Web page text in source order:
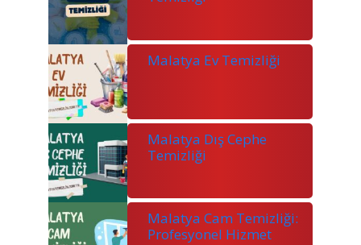
Malatya Ev Temizliği
Malatya Dış Cephe
Temizliği
Malatya Cam Temizliği:
Profesyonel Hizmet